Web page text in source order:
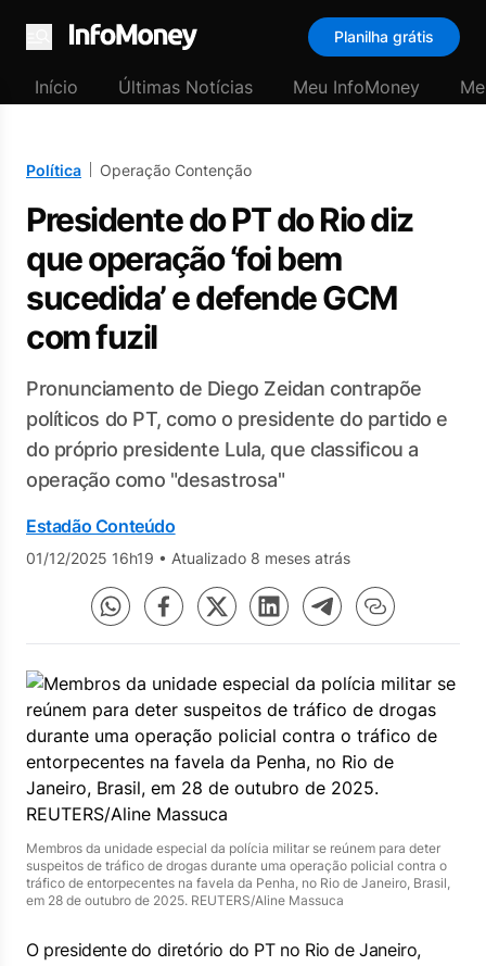
Menu
Planilha grátis
Início Últimas Notícias Meu InfoMoney
Política Operação Contenção
Presidente do PT do Rio diz
que operação ‘foi bem
sucedida’ e defende GCM
com fuzil
Pronunciamento de Diego Zeidan contrapõe
políticos do PT, como o presidente do partido e
do próprio presidente Lula, que classificou a
operação como "desastrosa"
Estadão Conteúdo
01/12/2025 16h19 • Atualizado 8 meses atrás
Membros da unidade especial da polícia militar se reúnem para deter
suspeitos de tráfico de drogas durante uma operação policial contra o
tráfico de entorpecentes na favela da Penha, no Rio de Janeiro, Brasil,
em 28 de outubro de 2025. REUTERS/Aline Massuca
O presidente do diretório do PT no Rio de Janeiro,